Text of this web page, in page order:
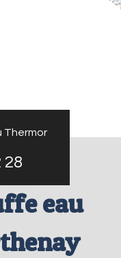
Thermor
28
eau